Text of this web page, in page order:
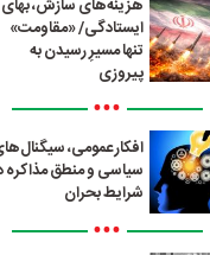
هزینه‌های سازش، بهای
ایستادگی/ «مقاومت»
تنها مسیرِ رسیدن به
پیروزی
•••
افکار عمومی،
سیاسی و منطق مذاکره
شرایط بحران
•••